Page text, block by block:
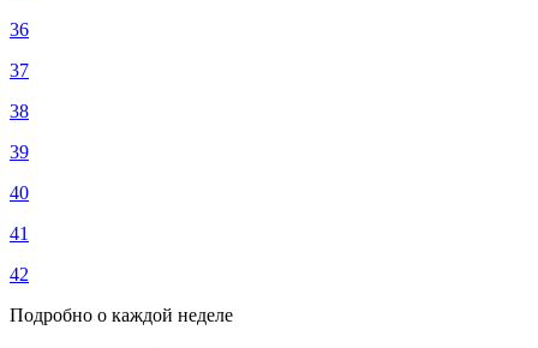
36
37
38
39
40
41
42
Подробно о каждой неделе